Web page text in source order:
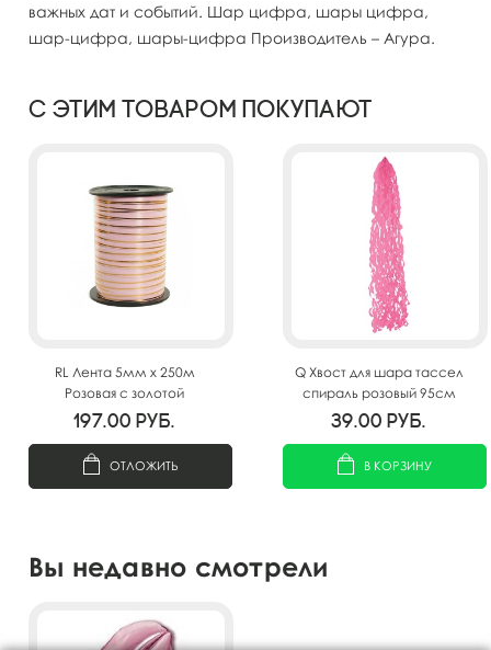
важных дат и событий. Шар цифра, шары цифра,
шар-цифра, шары-цифра Производитель – Агура.
С этим товаром покупают
RL Лента 5мм x 250м
Розовая с золотой
полосой(Москва) А0547
197.00 руб.
ОТЛОЖИТЬ
Q Хвост для шара тассел
спираль розовый 95см
39.00 руб.
В КОРЗИНУ
Вы недавно смотрели